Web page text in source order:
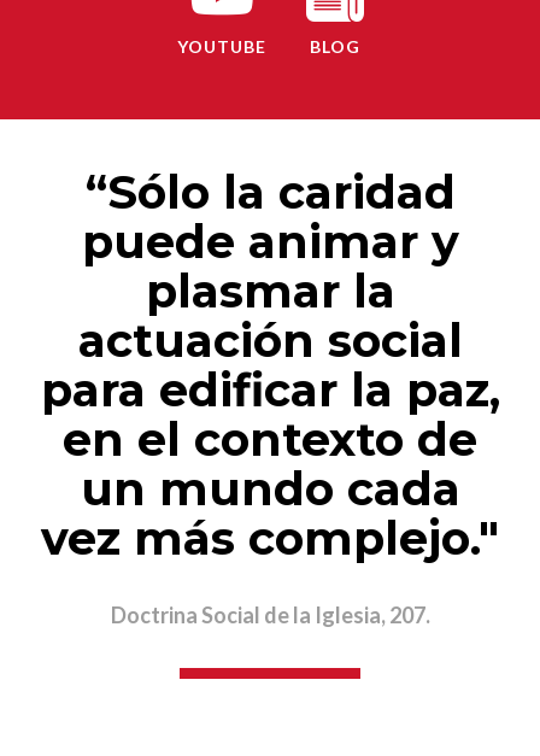
YOUTUBE BLOG
“Sólo la caridad
puede animar y
plasmar la
actuación social
para edificar la paz,
en el contexto de
un mundo cada
vez más complejo."
Doctrina Social de la Iglesia, 207.